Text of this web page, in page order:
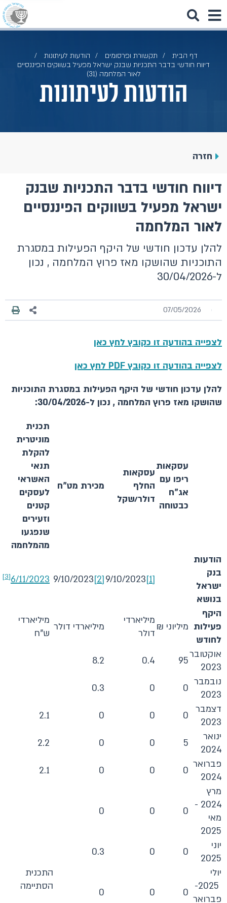
דף הבית תקשורת ופרסומים
הודעות לעיתונות
דיווח חודשי בדבר התכניות שבנק ישראל מפעיל בשווקים הפיננסיים
לאור המלחמה (31)
הודעות לעיתונות
חזרה
דיווח חודשי בדבר התכניות שבנק
ישראל מפעיל בשווקים הפיננסיים
לאור המלחמה
להלן עדכון חודשי של היקף הפעילות במסגרת
התוכניות שהושקו מאז פרוץ המלחמה , נכון
ל-30/04/2026
07/05/2026
לצפייה בהודעה זו כקובץ לחץ כאן
לצפייה בהודעה זו כקובץ PDF לחץ כאן
להלן עדכון חודשי של היקף הפעילות במסגרת התוכניות
שהושקו מאז פרוץ המלחמה , נכון ל-30/04/2026:
עסקאות
ריפו עם
אג"ח
כבטוחה
עסקאות
החלף
דולר/שקל
מכירת מט"ח
תכנית
מוניטרית
להקלת
תנאי
האשראי
לעסקים
קטנים
וזעירים
שנפגעו
מהמלחמה
הודעות
בנק
ישראל
בנושא
[1]
9/10/2023
[2]
9/10/2023
6/11/2023
[3]
היקף
פעילות
לחודש
מיליוני ₪
מיליארדי
דולר
מיליארדי דולר
מיליארדי
ש"ח
אוקטובר
2023
95
0.4
8.2
נובמבר
2023
0
0
0.3
דצמבר
2023
0
0
0
2.1
ינואר
2024
5
0
0
2.2
פברואר
2024
0
0
0
2.1
מרץ
2024 -
מאי
2025
0
0
0
התכנית
הסתיימה
יוני
2025
0
0
0.3
יולי
2025-
פברואר
0
0
0